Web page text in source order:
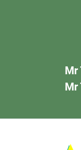
Mr
Mr